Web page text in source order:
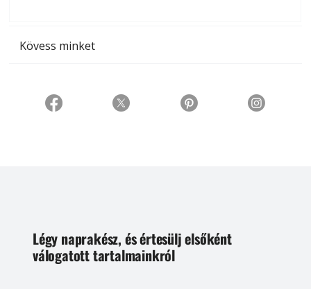
Kövess minket
Légy naprakész, és értesülj elsőként
válogatott tartalmainkról